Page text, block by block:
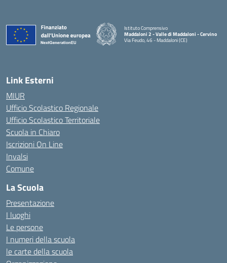
Istituto Comprensivo
Maddaloni 2 - Valle di Maddaloni - Cervino
Via Feudo, 46 - Maddaloni (CE)
Link Esterni
MIUR
Ufficio Scolastico Regionale
Ufficio Scolastico Territoriale
Scuola in Chiaro
Iscrizioni On Line
Invalsi
Comune
La Scuola
Presentazione
I luoghi
Le persone
I numeri della scuola
le carte della scuola